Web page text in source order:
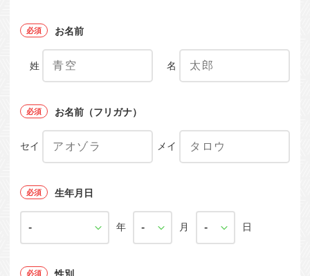
お名前
姓 名
お名前（フリガナ）
セイ メイ
生年月日
年 月 日
性別